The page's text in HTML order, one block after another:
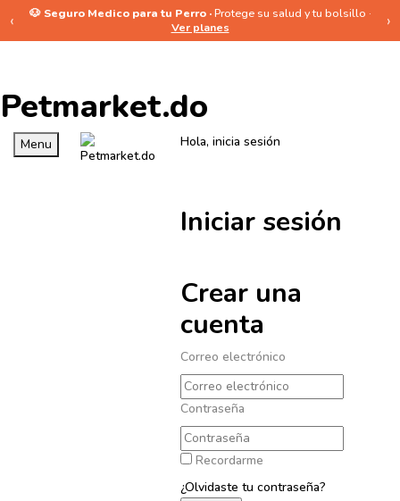
‹ 🐶 Seguro Medico para tu Perro ·Protege su salud y tu bolsillo ·
Ver planes
›
Petmarket.do
Menu Hola, inicia sesión
Iniciar sesión
Crear una
cuenta
Correo electrónico
Contraseña
Recordarme
¿Olvidaste tu contraseña?